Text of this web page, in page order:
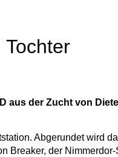
aus der Zucht von
Abgerundet wird
Breaker, der Nimmerdor-